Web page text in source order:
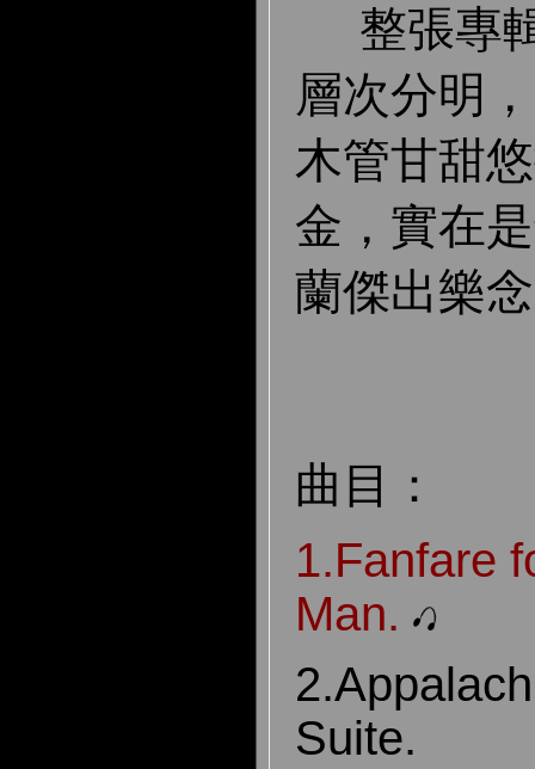
整張專
層次分明
木管甘甜
金，實在
蘭傑出樂
曲目：
1.Fanfare
Man.
Suite.